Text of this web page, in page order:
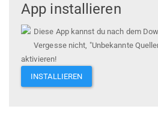
App installieren
Diese App kannst du nach dem
Vergesse nicht, "Unbekannte
aktivieren!
INSTALLIEREN